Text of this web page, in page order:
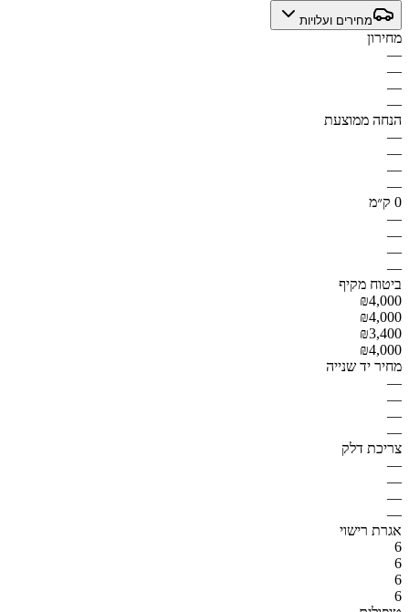
מחירים ועלויות
מחירון
—
—
—
—
הנחה ממוצעת
—
—
—
—
0 ק״מ
—
—
—
—
ביטוח מקיף
₪4,000
₪4,000
₪3,400
₪4,000
מחיר יד שנייה
—
—
—
—
צריכת דלק
—
—
—
—
אגרת רישוי
6
6
6
6